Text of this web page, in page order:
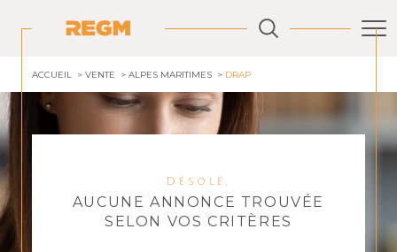
ACCUEIL VENTE ALPES MARITIMES DRAP
Désolé,
AUCUNE ANNONCE TROUVÉE
SELON VOS CRITÈRES